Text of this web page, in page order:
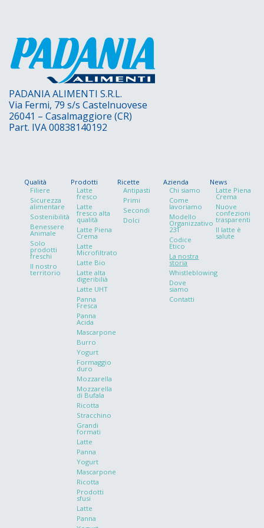
PADANIA ALIMENTI S.R.L.
Via Fermi, 79 s/s Castelnuovese
26041 – Casalmaggiore (CR)
Part. IVA 00838140192
Qualità
Filiere
Sicurezza
alimentare
Sostenibilità
Benessere
Animale
Solo
prodotti
freschi
ll nostro
territorio
Prodotti
Latte
fresco
Latte
fresco alta
qualità
Latte Piena
Crema
Latte
Microfiltrato
Latte Bio
Latte alta
digeribilià
Latte UHT
Panna
Fresca
Panna
Acida
Mascarpone
Burro
Yogurt
Formaggio
duro
Mozzarella
Mozzarella
di Bufala
Ricotta
Stracchino
Grandi
formati
Latte
Panna
Yogurt
Mascarpone
Ricotta
Prodotti
sfusi
Latte
Panna
Ricette
Antipasti
Primi
Secondi
Dolci
Azienda
Chi siamo
Come
lavoriamo
Modello
Organizzativo
231
Codice
Etico
La nostra
storia
Whistleblowing
Dove
siamo
Contatti
News
Latte Piena
Crema
Nuove
confezioni
trasparenti
Il latte è
salute